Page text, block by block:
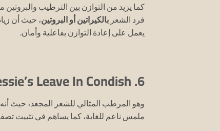
كما يزيد من التوازن بين الترطيب
فرد الشعر بالكيراتين أو البروتين، حيث أن
يعمل على إعادة التوازن بفاعلية وأمان.
6. Miss Jessie’s Leave In Condish:
وهو المرطب المثالي للشعر المجعد، حيث
ملمس ناعم للغاية، كما يساهم في تثبيت